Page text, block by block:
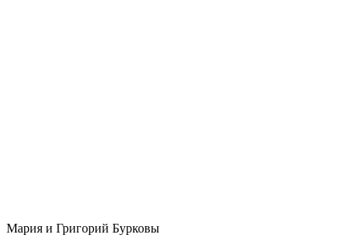
Мария и Григорий Бурковы